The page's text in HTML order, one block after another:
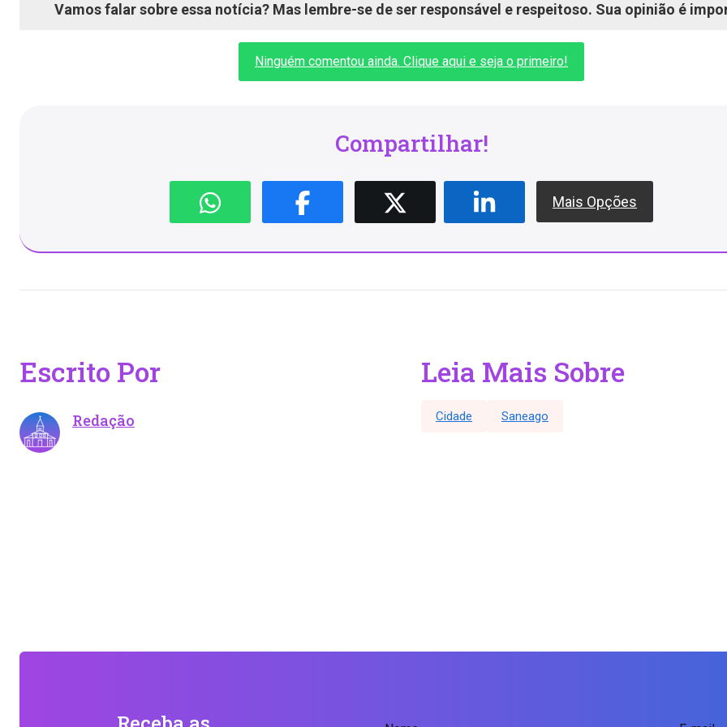
Vamos falar sobre essa notícia? Mas lembre-se de ser responsável e respeitoso. Sua opinião é
Ninguém comentou ainda. Clique aqui e seja o primeiro!
Compartilhar!
Mais Opções
Escrito Por
Redação
Leia Mais Sobre
Cidade Saneago